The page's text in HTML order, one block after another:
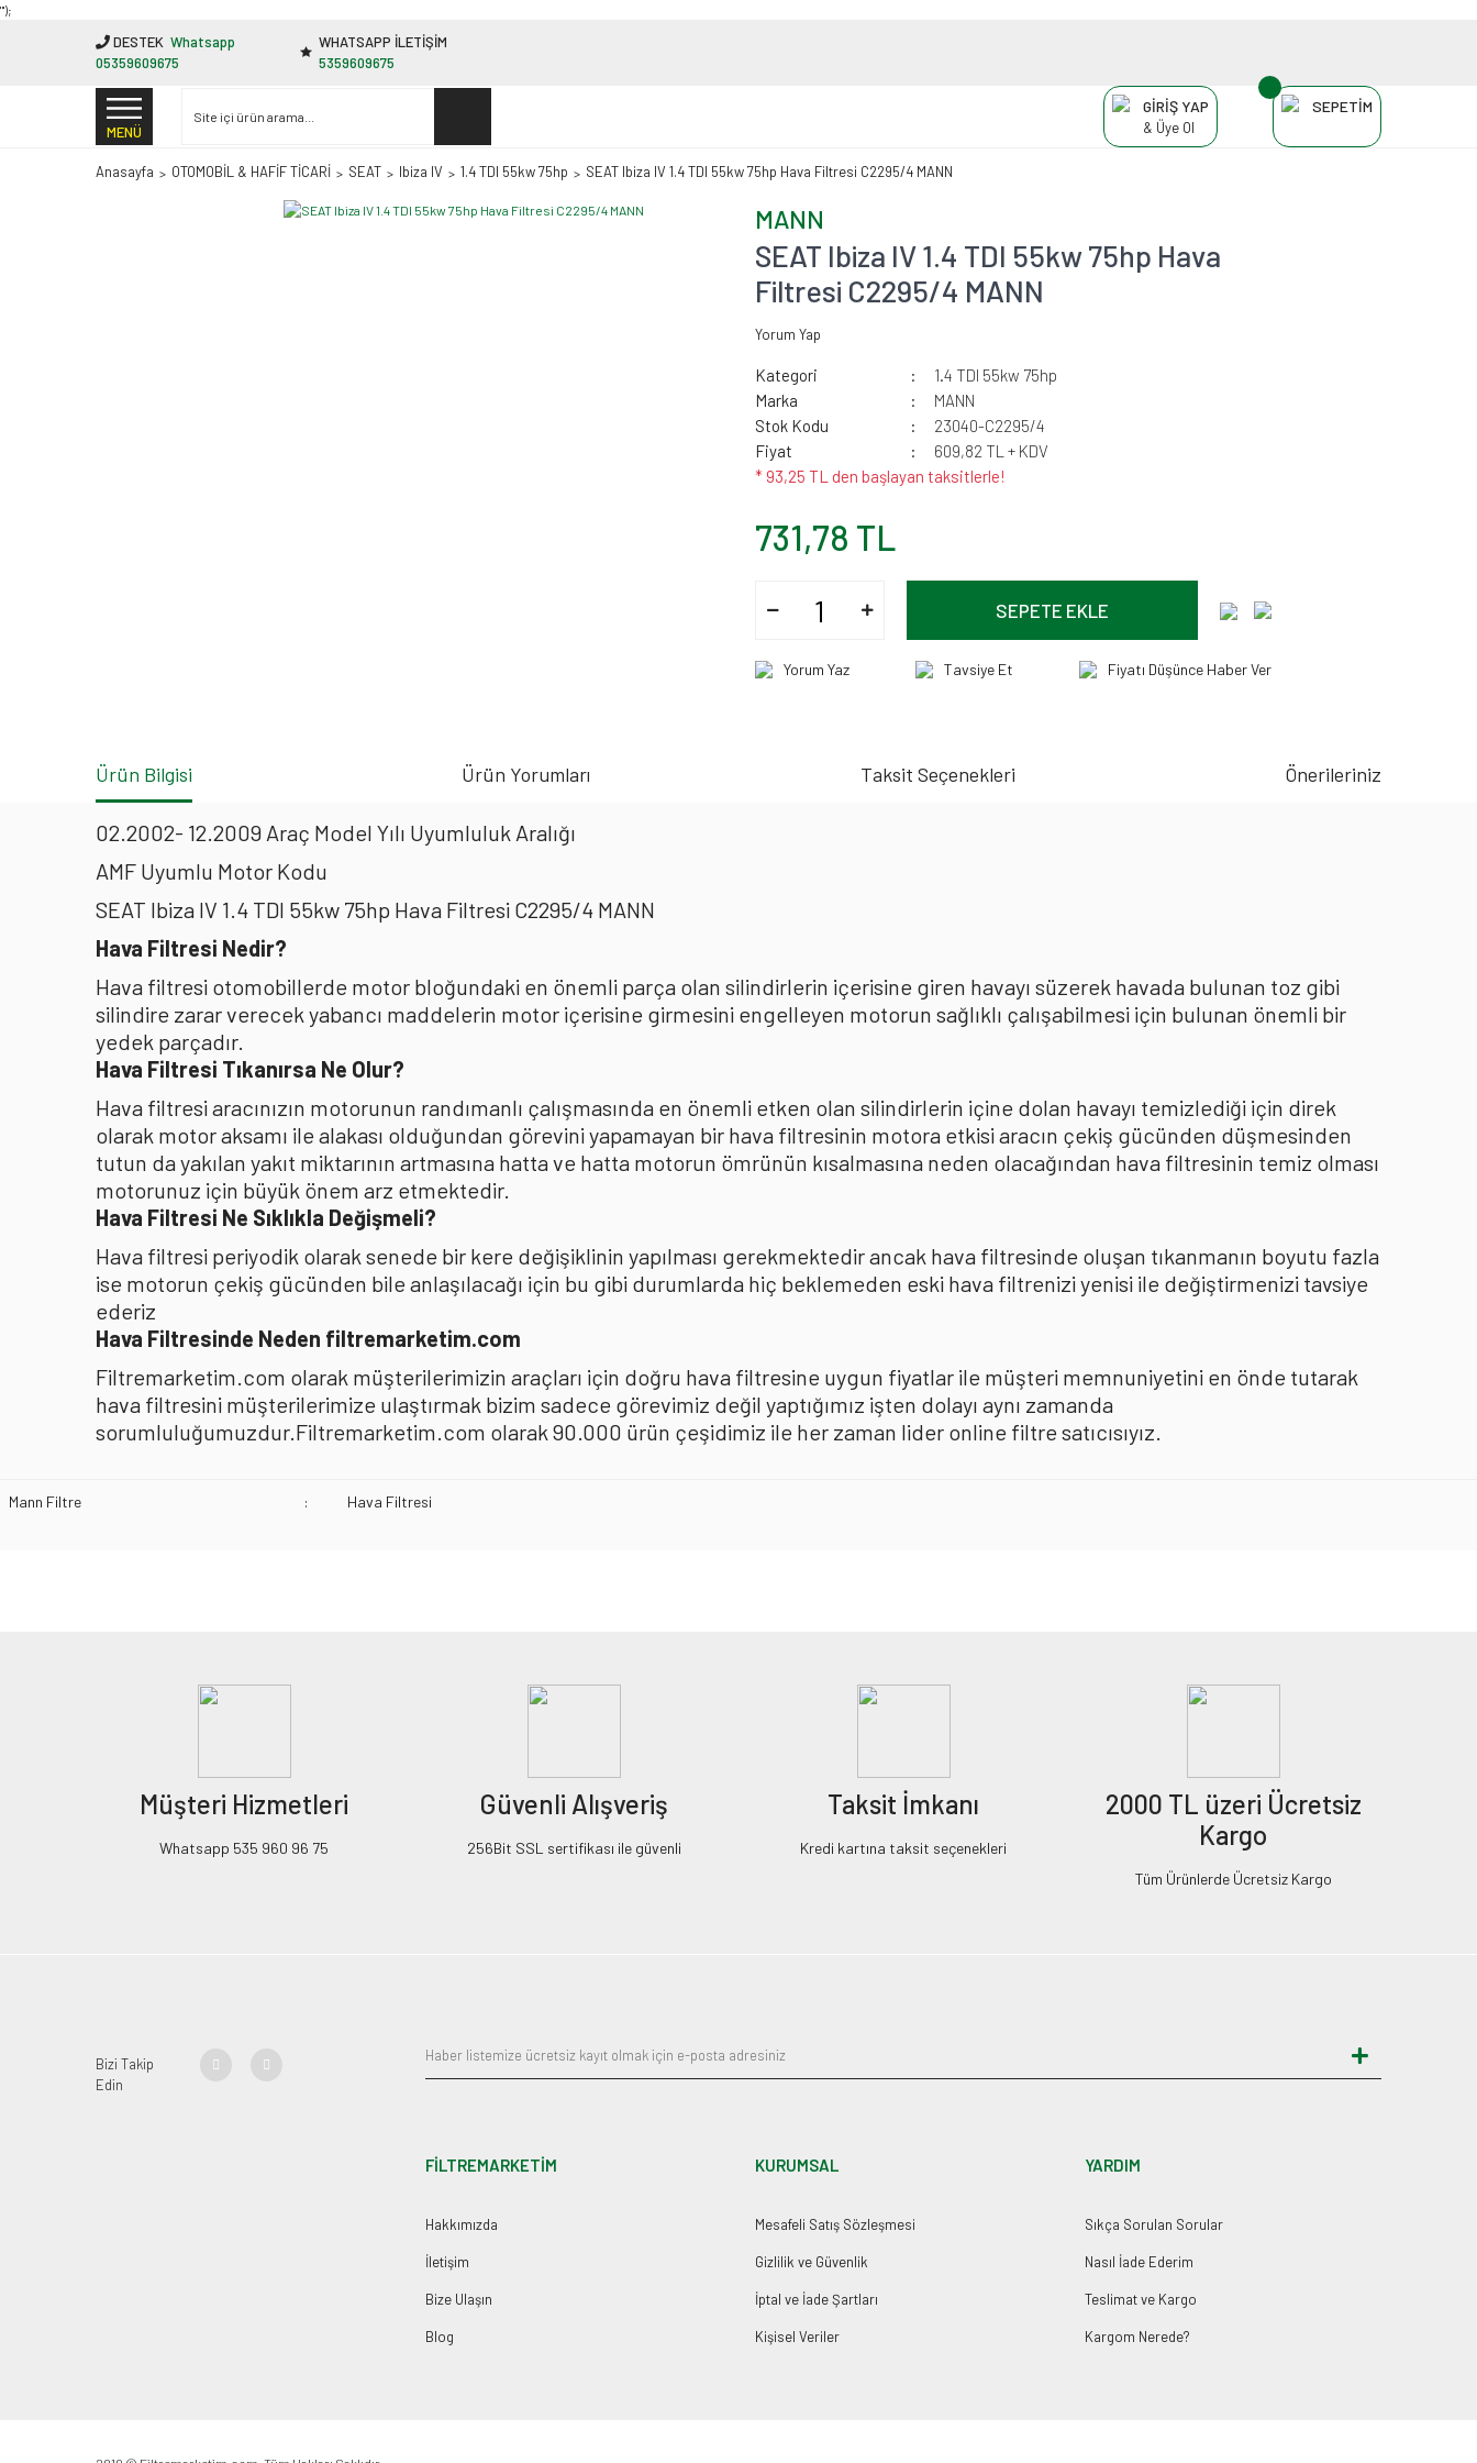
"');
DESTEK Whatsapp
05359609675
WHATSAPP İLETİŞİM
5359609675
MENÜ
GİRİŞ YAP
& Üye Ol
SEPETİM
Anasayfa OTOMOBİL & HAFİF TİCARİ SEAT Ibiza IV 1.4 TDI 55kw 75hp SEAT Ibiza IV 1.4 TDI 55kw 75hp Hava Filtresi C2295/4 MANN
MANN
SEAT Ibiza IV 1.4 TDI 55kw 75hp Hava
Filtresi C2295/4 MANN
Yorum Yap
Kategori
1.4 TDI 55kw 75hp
Marka
MANN
Stok Kodu
23040-C2295/4
Fiyat
609,82 TL + KDV
* 93,25 TL den başlayan taksitlerle!
731,78 TL
SEPETE EKLE
Yorum Yaz Tavsiye Et Fiyatı Düşünce Haber Ver
Ürün Bilgisi Ürün Yorumları Taksit Seçenekleri Önerileriniz
02.2002- 12.2009 Araç Model Yılı Uyumluluk Aralığı
AMF Uyumlu Motor Kodu
SEAT Ibiza IV 1.4 TDI 55kw 75hp Hava Filtresi C2295/4 MANN
Hava Filtresi Nedir?
Hava filtresi otomobillerde motor bloğundaki en önemli parça olan silindirlerin içerisine giren havayı süzerek havada bulunan toz gibi
silindire zarar verecek yabancı maddelerin motor içerisine girmesini engelleyen motorun sağlıklı çalışabilmesi için bulunan önemli bir
yedek parçadır.
Hava Filtresi Tıkanırsa Ne Olur?
Hava filtresi aracınızın motorunun randımanlı çalışmasında en önemli etken olan silindirlerin içine dolan havayı temizlediği için direk
olarak motor aksamı ile alakası olduğundan görevini yapamayan bir hava filtresinin motora etkisi aracın çekiş gücünden düşmesinden
tutun da yakılan yakıt miktarının artmasına hatta ve hatta motorun ömrünün kısalmasına neden olacağından hava filtresinin temiz olması
motorunuz için büyük önem arz etmektedir.
Hava Filtresi Ne Sıklıkla Değişmeli?
Hava filtresi periyodik olarak senede bir kere değişiklinin yapılması gerekmektedir ancak hava filtresinde oluşan tıkanmanın boyutu fazla
ise motorun çekiş gücünden bile anlaşılacağı için bu gibi durumlarda hiç beklemeden eski hava filtrenizi yenisi ile değiştirmenizi tavsiye
ederiz
Hava Filtresinde Neden filtremarketim.com
Filtremarketim.com olarak müşterilerimizin araçları için doğru hava filtresine uygun fiyatlar ile müşteri memnuniyetini en önde tutarak
hava filtresini müşterilerimize ulaştırmak bizim sadece görevimiz değil yaptığımız işten dolayı aynı zamanda
sorumluluğumuzdur.Filtremarketim.com olarak 90.000 ürün çeşidimiz ile her zaman lider online filtre satıcısıyız.
Mann Filtre : Hava Filtresi
Müşteri Hizmetleri
Whatsapp 535 960 96 75
Güvenli Alışveriş
256Bit SSL sertifikası ile güvenli
Taksit İmkanı
Kredi kartına taksit seçenekleri
2000 TL üzeri Ücretsiz
Kargo
Tüm Ürünlerde Ücretsiz Kargo
Bizi Takip
Edin
FİLTREMARKETİM
Hakkımızda
İletişim
Bize Ulaşın
Blog
KURUMSAL
Mesafeli Satış Sözleşmesi
Gizlilik ve Güvenlik
İptal ve İade Şartları
Kişisel Veriler
YARDIM
Sıkça Sorulan Sorular
Nasıl İade Ederim
Teslimat ve Kargo
Kargom Nerede?